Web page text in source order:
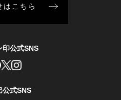
はこちら
印公式SNS
公式SNS